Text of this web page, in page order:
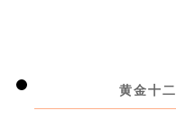
黄金十